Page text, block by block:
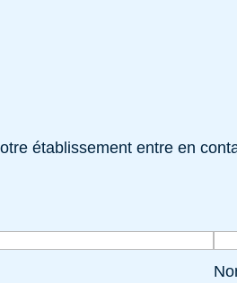
établissement entre en